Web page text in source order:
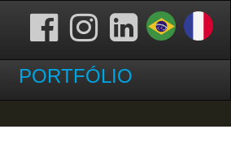
PORTFÓLIO